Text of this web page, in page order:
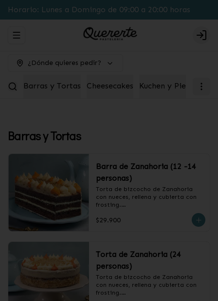
Horario: Lunes a Domingo de 09:00 a 20:00 horas
Abrir menu de navegación
¿Dónde quieres pedir?
Barras y Tortas Cheesecakes Kuchen y Pie Box
Barras y Tortas
Barra de Zanahoria (12 -14
personas)
Torta de bizcocho de Zanahoria
con nueces, rellena y cubierta con
frosting.
❄️ Producto Congelado
$29.900
Torta de Zanahoria (24
personas)
Torta de bizcocho de Zanahoria
con nueces, rellena y cubierta con
frosting.